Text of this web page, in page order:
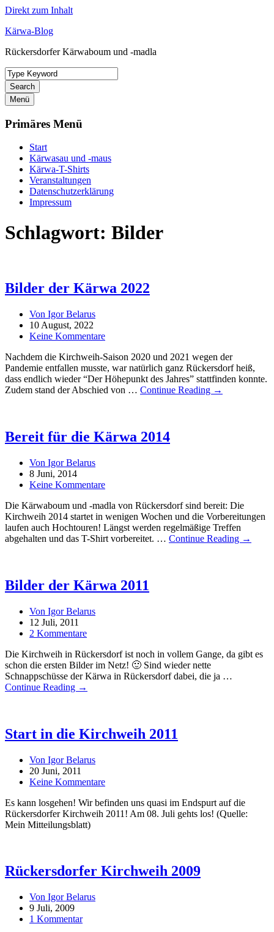
Direkt zum Inhalt
Kärwa-Blog
Rückersdorfer Kärwaboum und -madla
Search
Menü
Primäres Menü
Start
Kärwasau und -maus
Kärwa-T-Shirts
Veranstaltungen
Datenschutzerklärung
Impressum
Schlagwort: Bilder
Bilder der Kärwa 2022
Von Igor Belarus
10 August, 2022
Keine Kommentare
Nachdem die Kirchweih-Saison 2020 und 2021 wegen der
Pandemie entfallen musste, war natürlich ganz Rückersdorf heiß,
dass endlich wieder “Der Höhepunkt des Jahres” stattfinden konnte.
Zudem stand der Abschied von … Continue Reading →
Bereit für die Kärwa 2014
Von Igor Belarus
8 Juni, 2014
Keine Kommentare
Die Kärwaboum und -madla von Rückersdorf sind bereit: Die
Kirchweih 2014 startet in wenigen Wochen und die Vorbereitungen
laufen auch Hochtouren! Längst werden regelmäßige Treffen
abgehalten und das T-Shirt vorbereitet. … Continue Reading →
Bilder der Kärwa 2011
Von Igor Belarus
12 Juli, 2011
2 Kommentare
Die Kirchweih in Rückersdorf ist noch in vollem Gange, da gibt es
schon die ersten Bilder im Netz! 🙂 Sind wieder nette
Schnappschüsse der Kärwa in Rückersdorf dabei, die ja …
Continue Reading →
Start in die Kirchweih 2011
Von Igor Belarus
20 Juni, 2011
Keine Kommentare
Es kann losgehen! Wir befinden uns quasi im Endspurt auf die
Rückersdorfer Kirchweih 2011! Am 08. Juli gehts los! (Quelle:
Mein Mitteilungsblatt)
Rückersdorfer Kirchweih 2009
Von Igor Belarus
9 Juli, 2009
1 Kommentar